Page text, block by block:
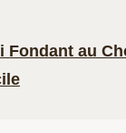
Fondant au